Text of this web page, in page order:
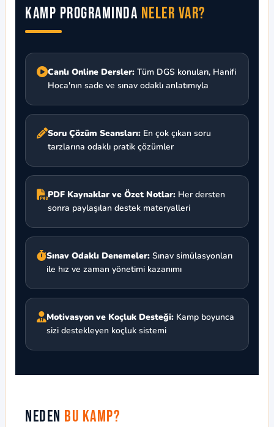
Kamp Programında Neler Var?
Canlı Online Dersler: Tüm DGS konuları, Hanifi
Hoca'nın sade ve sınav odaklı anlatımıyla
Soru Çözüm Seansları: En çok çıkan soru
tarzlarına odaklı pratik çözümler
PDF Kaynaklar ve Özet Notlar: Her dersten
sonra paylaşılan destek materyalleri
Sınav Odaklı Denemeler: Sınav simülasyonları
ile hız ve zaman yönetimi kazanımı
Motivasyon ve Koçluk Desteği: Kamp boyunca
sizi destekleyen koçluk sistemi
Neden Bu Kamp?